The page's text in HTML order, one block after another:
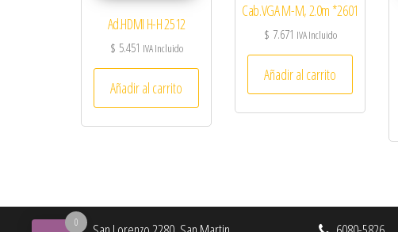
Ad.HDMI H-H 2512
$ 5.451 IVA Incluido
Añadir al carrito
Cab.VGA M-M, 2.0m *2601
$ 7.671 IVA Incluido
Añadir al carrito
0